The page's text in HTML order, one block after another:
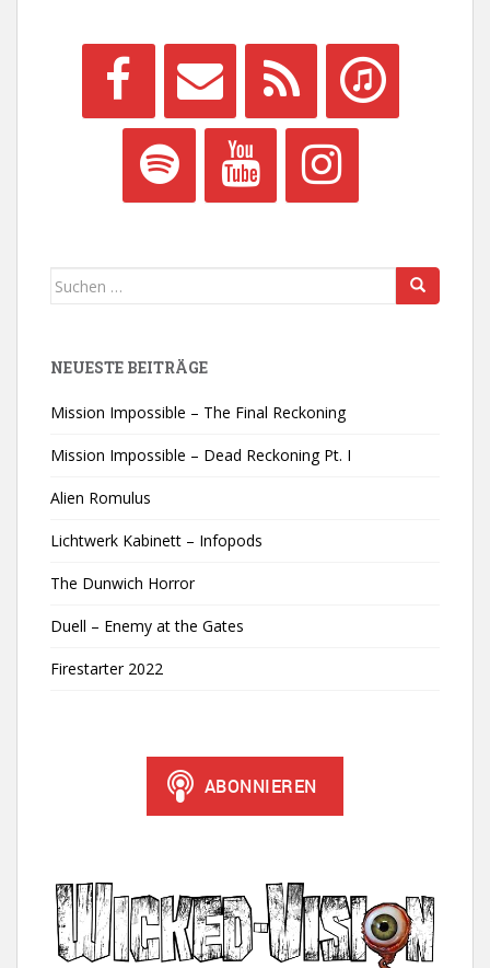
Suchen
NEUESTE BEITRÄGE
Mission Impossible – The Final Reckoning
Mission Impossible – Dead Reckoning Pt. I
Alien Romulus
Lichtwerk Kabinett – Infopods
The Dunwich Horror
Duell – Enemy at the Gates
Firestarter 2022